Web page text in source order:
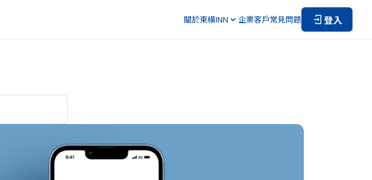
關於東橫INN 企業客戶常見問題 登入